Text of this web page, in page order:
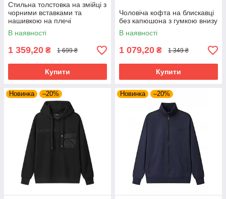
Стильна толстовка на змійці з
чорними вставками та
нашивкою на плечі
В наявності
1 359,20 ₴ 1 699 ₴
Купити
Чоловіча кофта на блискавці
без капюшона з гумкою внизу
В наявності
1 079,20 ₴ 1 349 ₴
Купити
Новинка –20% Новинка –20%